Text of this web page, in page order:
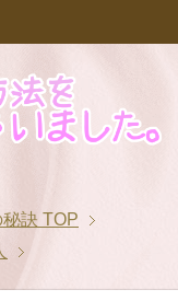
訣 TOP